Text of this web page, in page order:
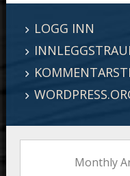
LOGG INN
Monthly